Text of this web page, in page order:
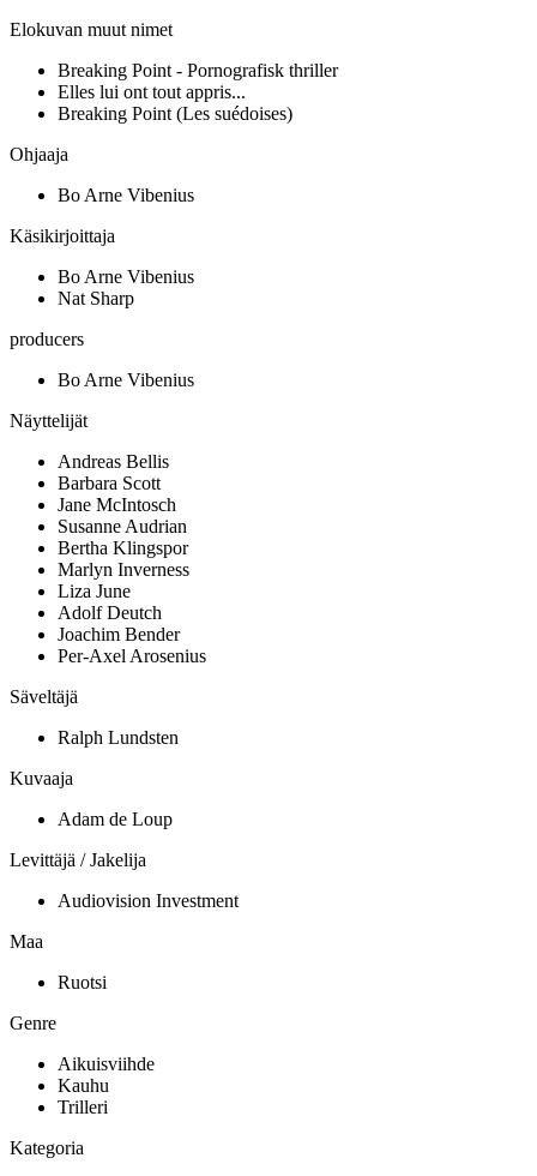
Elokuvan muut nimet
Breaking Point - Pornografisk thriller
Elles lui ont tout appris...
Breaking Point (Les suédoises)
Ohjaaja
Bo Arne Vibenius
Käsikirjoittaja
Bo Arne Vibenius
Nat Sharp
producers
Bo Arne Vibenius
Näyttelijät
Andreas Bellis
Barbara Scott
Jane McIntosch
Susanne Audrian
Bertha Klingspor
Marlyn Inverness
Liza June
Adolf Deutch
Joachim Bender
Per-Axel Arosenius
Säveltäjä
Ralph Lundsten
Kuvaaja
Adam de Loup
Levittäjä / Jakelija
Audiovision Investment
Maa
Ruotsi
Genre
Aikuisviihde
Kauhu
Trilleri
Kategoria